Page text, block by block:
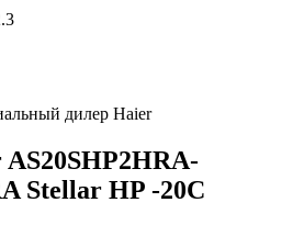
дилер Haier
Stellar HP -20С